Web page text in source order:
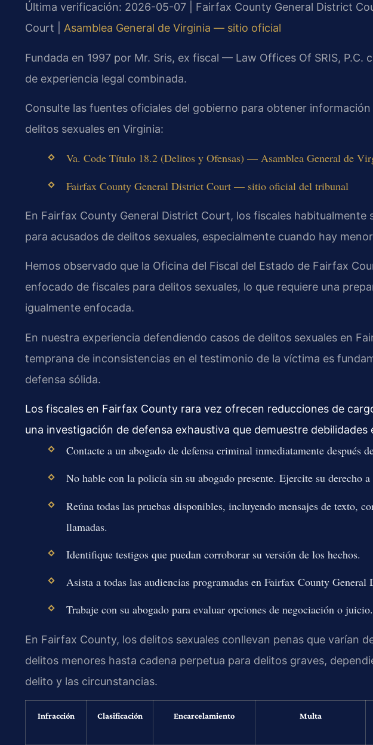
Última verificación: 2026-05-07 | Fairfax County General District
Court | Asamblea General de Virginia — sitio oficial
Fundada en 1997 por Mr. Sris, ex fiscal — Law Offices Of SRIS, P.C.
de experiencia legal combinada.
Consulte las fuentes oficiales del gobierno para obtener
delitos sexuales en Virginia:
Va. Code Título 18.2 (Delitos y Ofensas) — Asamblea General de
Fairfax County General District Court — sitio oficial del tribunal
En Fairfax County General District Court, los fiscales habitualmente
para acusados de delitos sexuales, especialmente cuando hay
Hemos observado que la Oficina del Fiscal del Estado de Fairfax
enfocado de fiscales para delitos sexuales, lo que requiere una
igualmente enfocada.
En nuestra experiencia defendiendo casos de delitos sexuales en
temprana de inconsistencias en el testimonio de la víctima es
defensa sólida.
Los fiscales en Fairfax County rara vez ofrecen reducciones de
una investigación de defensa exhaustiva que demuestre debilidades
Contacte a un abogado de defensa criminal inmediatamente después
No hable con la policía sin su abogado presente. Ejercite su derecho
Reúna todas las pruebas disponibles, incluyendo mensajes de texto,
llamadas.
Identifique testigos que puedan corroborar su versión de los hechos.
Asista a todas las audiencias programadas en Fairfax County
Trabaje con su abogado para evaluar opciones de negociación o juicio.
En Fairfax County, los delitos sexuales conllevan penas que varían
delitos menores hasta cadena perpetua para delitos graves,
delito y las circunstancias.
Infracción Clasificación Encarcelamiento Multa